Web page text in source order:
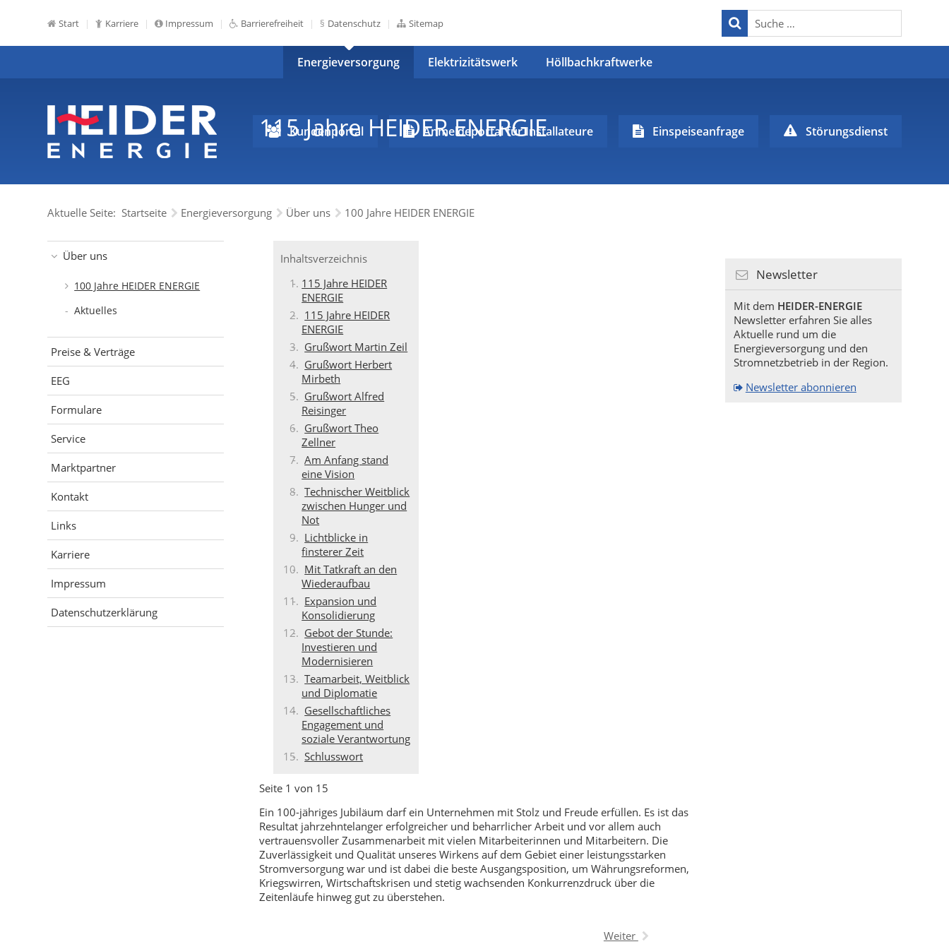
Start Karriere Impressum Barrierefreiheit Datenschutz Sitemap
Energieversorgung Elektrizitätswerk Höllbachkraftwerke
Kundenportal Anmeldeportal für Installateure Einspeiseanfrage Störungsdienst
Aktuelle Seite: Startseite Energieversorgung Über uns 100 Jahre HEIDER ENERGIE
Über uns
100 Jahre HEIDER ENERGIE
Aktuelles
Preise & Verträge
EEG
Formulare
Service
Marktpartner
Kontakt
Links
Karriere
Impressum
Datenschutzerklärung
115 Jahre HEIDER ENERGIE
Inhaltsverzeichnis
115 Jahre HEIDER
ENERGIE
115 Jahre HEIDER
ENERGIE
Grußwort Martin Zeil
Grußwort Herbert
Mirbeth
Grußwort Alfred
Reisinger
Grußwort Theo
Zellner
Am Anfang stand
eine Vision
Technischer Weitblick
zwischen Hunger und
Not
Lichtblicke in
finsterer Zeit
Mit Tatkraft an den
Wiederaufbau
Expansion und
Konsolidierung
Gebot der Stunde:
Investieren und
Modernisieren
Teamarbeit, Weitblick
und Diplomatie
Gesellschaftliches
Engagement und
soziale Verantwortung
Schlusswort
Seite 1 von 15
Ein 100-jähriges Jubiläum darf ein Unternehmen mit Stolz und Freude erfüllen. Es ist das
Resultat jahrzehntelanger erfolgreicher und beharrlicher Arbeit und vor allem auch
vertrauensvoller Zusammenarbeit mit vielen Mitarbeiterinnen und Mitarbeitern. Die
Zuverlässigkeit und Qualität unseres Wirkens auf dem Gebiet einer leistungsstarken
Stromversorgung war und ist dabei die beste Ausgangsposition, um Währungsreformen,
Kriegswirren, Wirtschaftskrisen und stetig wachsenden Konkurrenzdruck über die
Zeitenläufe hinweg gut zu überstehen.
Weiter
Newsletter
Mit dem HEIDER-ENERGIE
Newsletter erfahren Sie alles
Aktuelle rund um die
Energieversorgung und den
Stromnetzbetrieb in der Region.
Newsletter abonnieren